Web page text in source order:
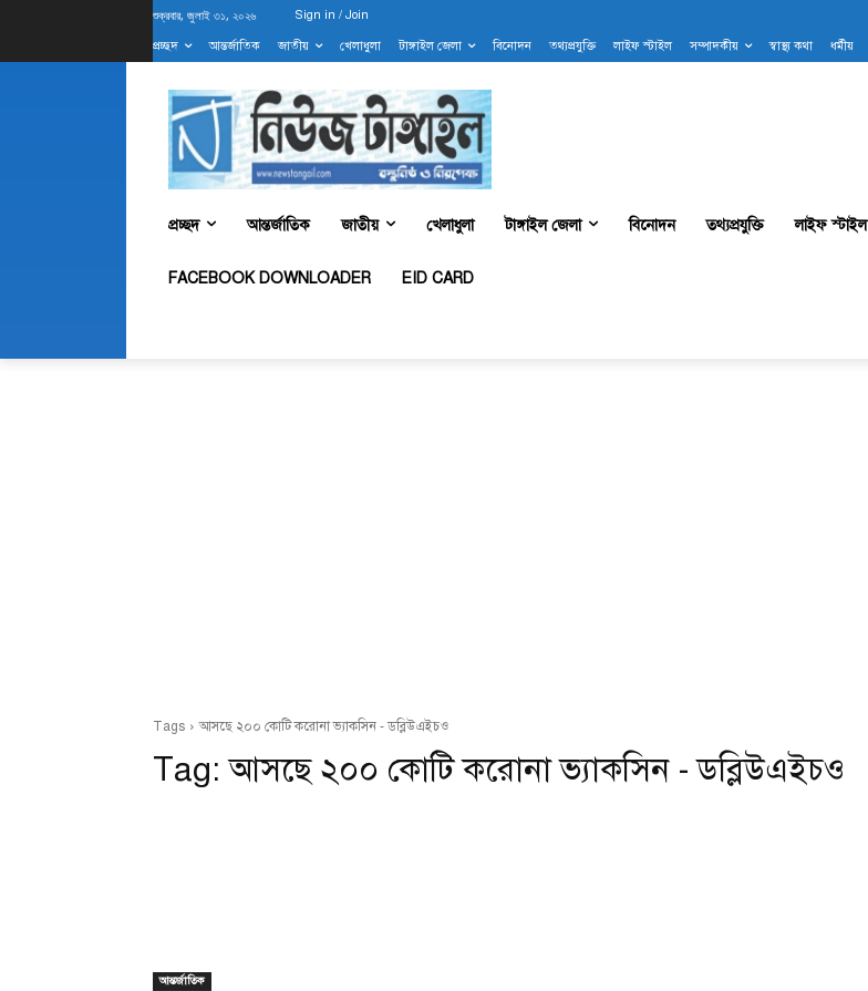
শুক্রবার, জুলাই ৩১, ২০২৬ Sign in / Join
প্রচ্ছদ আন্তর্জাতিক জাতীয় খেলাধুলা টাঙ্গাইল জেলা বিনোদন তথ্যপ্রযুক্তি লাইফ স্টাইল সম্পাদকীয় স্বাস্থ্য কথা ধর্মীয়
প্রচ্ছদ আন্তর্জাতিক জাতীয় খেলাধুলা টাঙ্গাইল জেলা বিনোদন তথ্যপ্রযুক্তি লাইফ স্টাইল
FACEBOOK DOWNLOADER EID CARD
Tags আসছে ২০০ কোটি করোনা ভ্যাকসিন - ডব্লিউএইচও
Tag:আসছে ২০০ কোটি করোনা ভ্যাকসিন - ডব্লিউএইচও
আন্তর্জাতিক